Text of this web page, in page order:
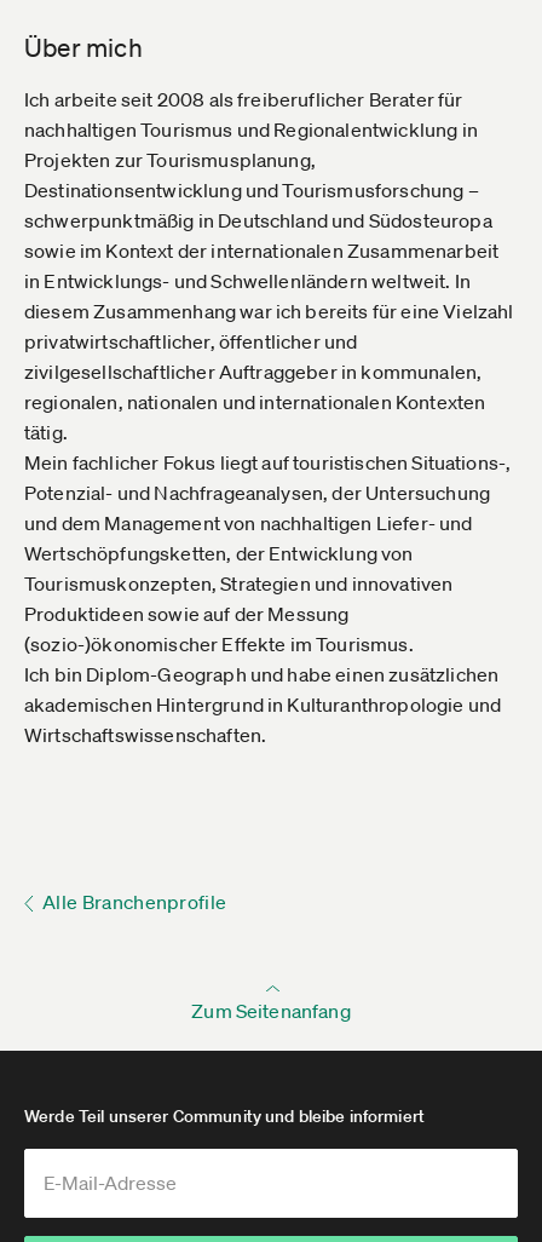
Über mich
Ich arbeite seit 2008 als freiberuflicher Berater für
nachhaltigen Tourismus und Regionalentwicklung in
Projekten zur Tourismusplanung,
Destinationsentwicklung und Tourismusforschung –
schwerpunktmäßig in Deutschland und Südosteuropa
sowie im Kontext der internationalen Zusammenarbeit
in Entwicklungs- und Schwellenländern weltweit. In
diesem Zusammenhang war ich bereits für eine Vielzahl
privatwirtschaftlicher, öffentlicher und
zivilgesellschaftlicher Auftraggeber in kommunalen,
regionalen, nationalen und internationalen Kontexten
tätig.
Mein fachlicher Fokus liegt auf touristischen Situations-,
Potenzial- und Nachfrageanalysen, der Untersuchung
und dem Management von nachhaltigen Liefer- und
Wertschöpfungsketten, der Entwicklung von
Tourismuskonzepten, Strategien und innovativen
Produktideen sowie auf der Messung
(sozio-)ökonomischer Effekte im Tourismus.
Ich bin Diplom-Geograph und habe einen zusätzlichen
akademischen Hintergrund in Kulturanthropologie und
Wirtschaftswissenschaften.
Alle Branchenprofile
Zum Seitenanfang
Werde Teil unserer Community und bleibe informiert